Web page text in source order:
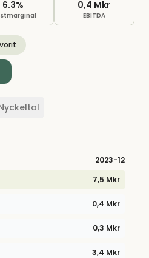
6.3% 0,4 Mkr
EBITDA
2023-12
7,5 Mkr
0,4 Mkr
0,3 Mkr
3,4 Mkr